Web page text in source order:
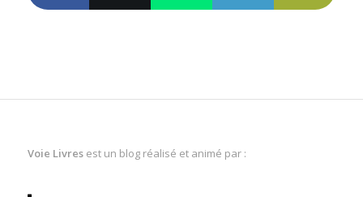
Voie Livresest un blog réalisé et animé par :